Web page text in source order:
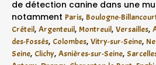
de détection canine dans une
notamment Paris, Boulogne-
Créteil, Argenteuil, Montreuil, Versailles,
des-Fossés, Colombes, Vitry-sur-Seine,
Seine, Clichy, Asnières-sur-Seine,